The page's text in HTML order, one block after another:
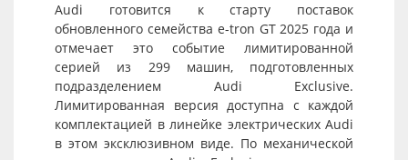
Audi готовится к старту поставок
обновленного семейства e-tron GT 2025 года и
отмечает это событие лимитированной
серией из 299 машин, подготовленных
подразделением Audi Exclusive.
Лимитированная версия доступна с каждой
комплектацией в линейке электрических Audi
в этом эксклюзивном виде. По механической